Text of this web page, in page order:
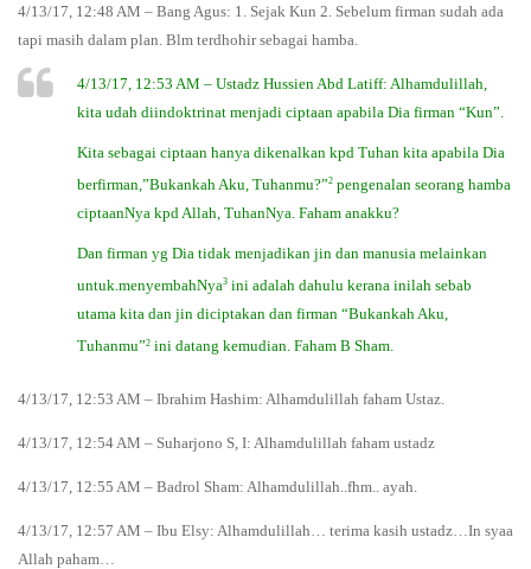
4/13/17, 12:48 AM – Bang Agus: 1. Sejak Kun 2. Sebelum firman sudah ada
tapi masih dalam plan. Blm terdhohir sebagai hamba.
4/13/17, 12:53 AM – Ustadz Hussien Abd Latiff: Alhamdulillah,
kita udah diindoktrinat menjadi ciptaan apabila Dia firman “Kun”.
Kita sebagai ciptaan hanya dikenalkan kpd Tuhan kita apabila Dia
berfirman,”Bukankah Aku, Tuhanmu?”2 pengenalan seorang hamba
ciptaanNya kpd Allah, TuhanNya. Faham anakku?
Dan firman yg Dia tidak menjadikan jin dan manusia melainkan
untuk.menyembahNya3 ini adalah dahulu kerana inilah sebab
utama kita dan jin diciptakan dan firman “Bukankah Aku,
Tuhanmu”2 ini datang kemudian. Faham B Sham.
4/13/17, 12:53 AM – Ibrahim Hashim: Alhamdulillah faham Ustaz.
4/13/17, 12:54 AM – Suharjono S, I: Alhamdulillah faham ustadz
4/13/17, 12:55 AM – Badrol Sham: Alhamdulillah..fhm.. ayah.
4/13/17, 12:57 AM – Ibu Elsy: Alhamdulillah… terima kasih ustadz…In syaa
Allah paham…